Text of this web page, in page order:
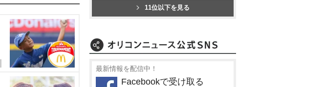
11位以下を見る
最新情報を配信中！
Facebookで受け取る